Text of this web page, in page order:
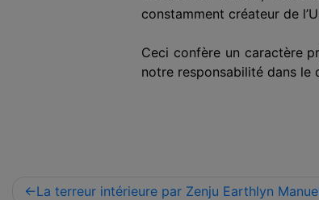
constamment créateur de
Ceci confère un caractère
notre responsabilité dans le
Navigation
La terreur intérieure par Zenju Earthlyn